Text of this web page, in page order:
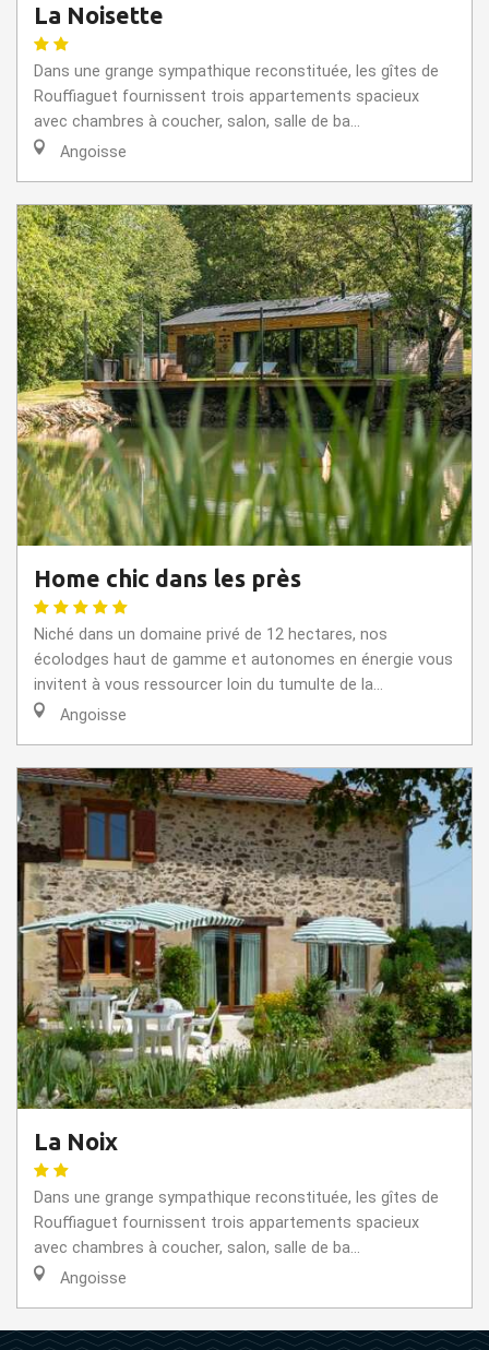
La Noisette
Dans une grange sympathique reconstituée, les gîtes de
Rouffiaguet fournissent trois appartements spacieux
avec chambres à coucher, salon, salle de ba...
Angoisse
Home chic dans les près
Niché dans un domaine privé de 12 hectares, nos
écolodges haut de gamme et autonomes en énergie vous
invitent à vous ressourcer loin du tumulte de la...
Angoisse
La Noix
Dans une grange sympathique reconstituée, les gîtes de
Rouffiaguet fournissent trois appartements spacieux
avec chambres à coucher, salon, salle de ba...
Angoisse